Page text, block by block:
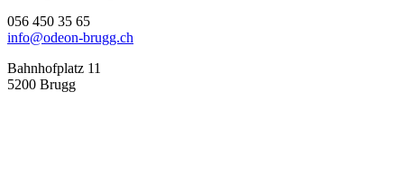
056 450 35 65
info@odeon-brugg.ch
Bahnhofplatz 11
5200 Brugg